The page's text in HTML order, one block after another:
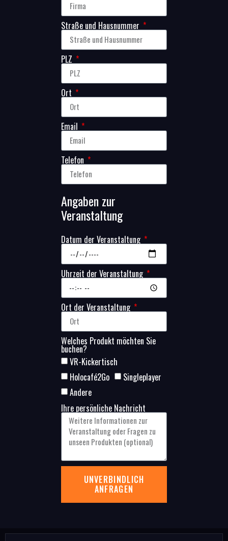
Straße und Hausnummer
PLZ
Ort
Email
Telefon
Angaben zur
Veranstaltung
Datum der Veranstaltung
Uhrzeit der Veranstaltung
Ort der Veranstaltung
Welches Produkt möchten Sie
buchen?
VR-Kickertisch
Holocafé2Go
Singleplayer
Andere
Ihre persönliche Nachricht
UNVERBINDLICH
ANFRAGEN